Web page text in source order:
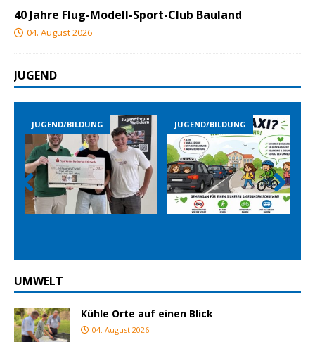
40 Jahre Flug-Modell-Sport-Club Bauland
04. August 2026
JUGEND
JUGEND/BILDUNG JUGEND/BILDUNG
Prev
ious
Nex
t
UMWELT
Kühle Orte auf einen Blick
04. August 2026